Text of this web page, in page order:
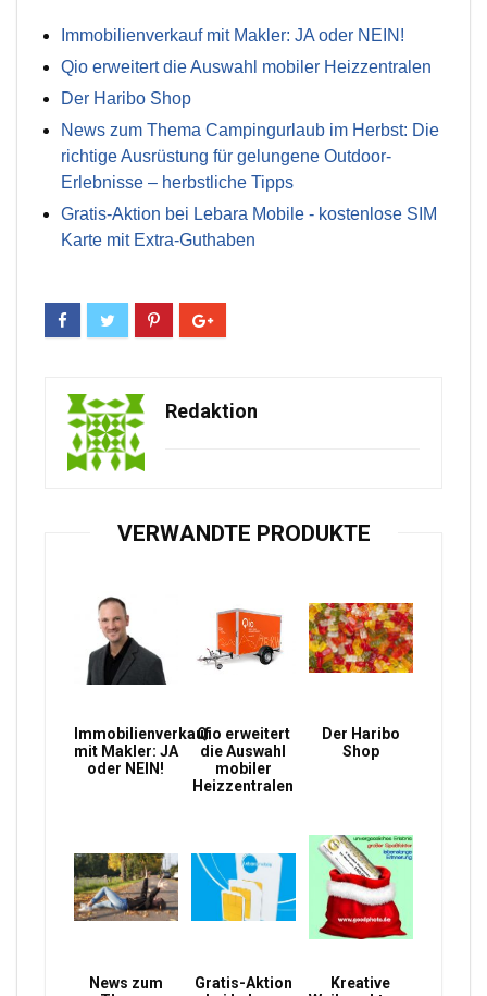
Immobilienverkauf mit Makler: JA oder NEIN!
Qio erweitert die Auswahl mobiler Heizzentralen
Der Haribo Shop
News zum Thema Campingurlaub im Herbst: Die
richtige Ausrüstung für gelungene Outdoor-
Erlebnisse – herbstliche Tipps
Gratis-Aktion bei Lebara Mobile - kostenlose SIM
Karte mit Extra-Guthaben
Redaktion
VERWANDTE PRODUKTE
Immobilienverkauf
mit Makler: JA
oder NEIN!
Qio erweitert
die Auswahl
mobiler
Heizzentralen
Der Haribo
Shop
News zum
Gratis-Aktion
Kreative